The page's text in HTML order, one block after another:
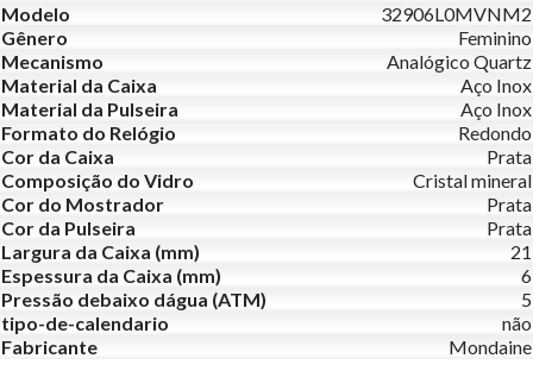
Modelo
32906L0MVNM2
Gênero
Feminino
Mecanismo
Analógico Quartz
Material da Caixa
Aço Inox
Material da Pulseira
Aço Inox
Formato do Relógio
Redondo
Cor da Caixa
Prata
Composição do Vidro
Cristal mineral
Cor do Mostrador
Prata
Cor da Pulseira
Prata
Largura da Caixa (mm)
21
Espessura da Caixa (mm)
6
Pressão debaixo dágua (ATM)
5
tipo-de-calendario
não
Fabricante
Mondaine